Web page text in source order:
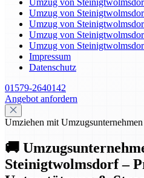
Umzug von
Umzug von
Umzug von
Umzug von
Umzug von
Impressum
Datenschutz
01579-2640142
Angebot anfordern
Umziehen mit
🚚
Steinigtwolmsdorf –